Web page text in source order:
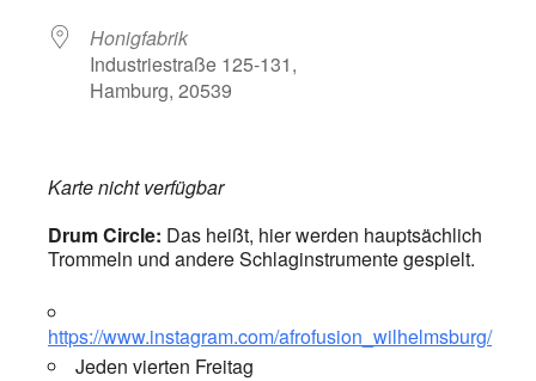
Honigfabrik
Industriestraße 125-131,
Hamburg, 20539
Karte nicht verfügbar
Drum Circle: Das heißt, hier werden hauptsächlich
Trommeln und andere Schlaginstrumente gespielt.
https://www.instagram.com/afrofusion_wilhelmsburg/
Jeden vierten Freitag